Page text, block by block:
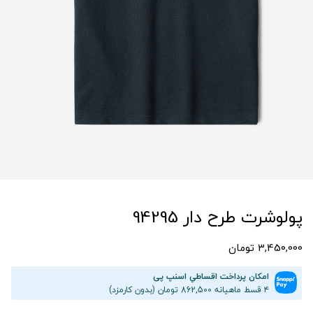
پولوشرت طرح دار 94295
3,450,000 تومان
امکان پرداخت اقساطیِ اسنپ پی
۴ قسط ماهیانه 862,500 تومان (بدون کارمزد)